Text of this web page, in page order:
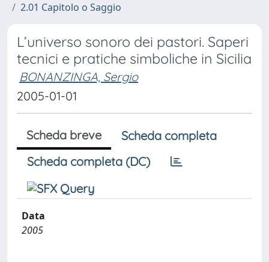
2.01 Capitolo o Saggio
L’universo sonoro dei pastori. Saperi
tecnici e pratiche simboliche in Sicilia
BONANZINGA, Sergio
2005-01-01
Scheda breve
Scheda completa
Scheda completa (DC)
Data
2005